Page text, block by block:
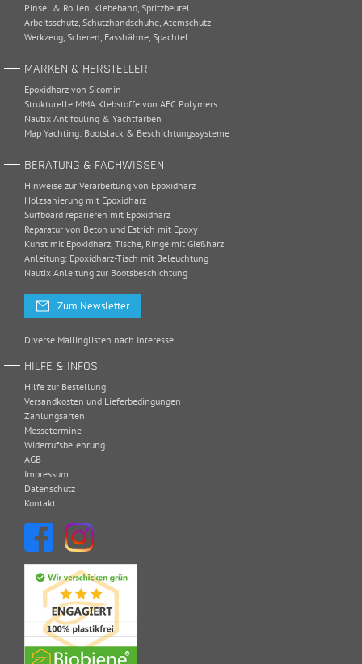
Pinsel & Rollen Klebeband Spritzbeutel
Arbeitsschutz Schutzhandschuhe Atemschutz
Werkzeug Scheren Fasshähne Spachtel
MARKEN & HERSTELLER
Epoxidharz von Sicomin
Strukturelle MMA Klebstoffe von AEC Polymers
Nautix Antifouling & Yachtfarben
Map Yachting: Bootslack & Beschichtungssysteme
BERATUNG & FACHWISSEN
Hinweise zur Verarbeitung von Epoxidharz
Holzsanierung mit Epoxidharz
Surfboard reparieren mit Epoxidharz
Reparatur von Beton und Estrich mit Epoxy
Kunst mit Epoxidharz, Tische, Ringe mit Gießharz
Anleitung: Epoxidharz-Tisch mit Beleuchtung
Nautix Anleitung zur Bootsbeschichtung
Zum Newsletter
Diverse Mailinglisten nach Interesse.
HILFE & INFOS
Hilfe zur Bestellung
Versandkosten und Lieferbedingungen
Zahlungsarten
Messetermine
Widerrufsbelehrung
AGB
Impressum
Datenschutz
Kontakt